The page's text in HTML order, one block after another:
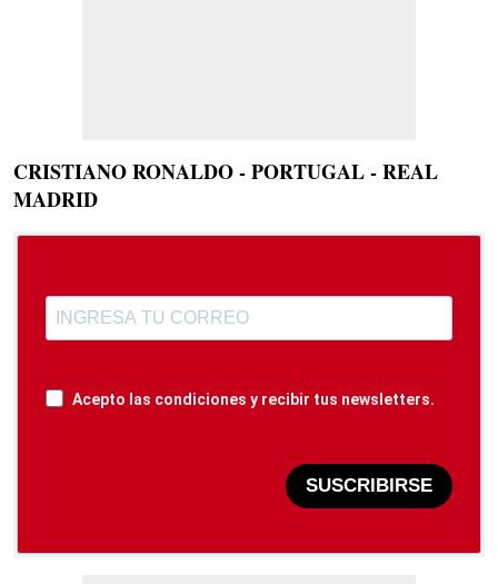
CRISTIANO RONALDO - PORTUGAL - REAL
MADRID
Acepto las condiciones y recibir tus newsletters.
SUSCRIBIRSE